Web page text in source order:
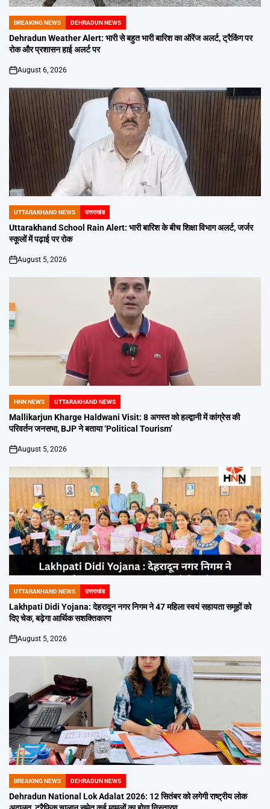
POSTED
IN
BREAKING NEWS DEHRADUN NEWS
Dehradun Weather Alert: भारी से बहुत भारी बारिश का ऑरेंज अलर्ट, ट्रैकिंग पर
रोक और प्रशासन हाई अलर्ट पर
on
August 6, 2026
POSTED
IN
UTTARAKHAND NEWS उत्तराखंड
Uttarakhand School Rain Alert: भारी बारिश के बीच शिक्षा विभाग अलर्ट, जर्जर
स्कूलों में पढ़ाई पर रोक
on
August 5, 2026
POSTED
IN
HNN NEWS UTTARAKHAND NEWS
Mallikarjun Kharge Haldwani Visit: 8 अगस्त को हल्द्वानी में कांग्रेस की
परिवर्तन जनसभा, BJP ने बताया ‘Political Tourism’
on
August 5, 2026
POSTED
IN
UTTARAKHAND NEWS उत्तराखंड
Lakhpati Didi Yojana: देहरादून नगर निगम ने 47 महिला स्वयं सहायता समूहों को
दिए चेक, बढ़ेगा आर्थिक सशक्तिकरण
on
August 5, 2026
POSTED
IN
BREAKING NEWS DEHRADUN NEWS
Dehradun National Lok Adalat 2026: 12 सितंबर को लगेगी राष्ट्रीय लोक